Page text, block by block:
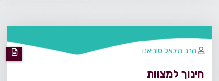
חינוך למצוות
הרב מיכאל טוביאנו